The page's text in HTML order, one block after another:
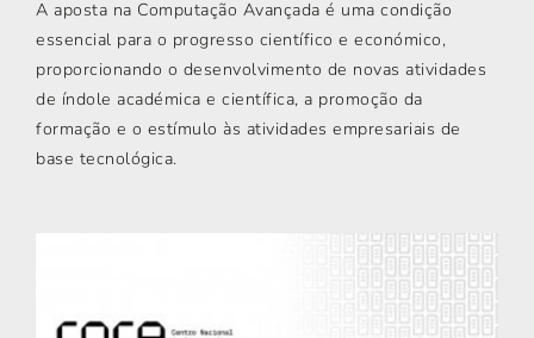
A aposta na Computação Avançada é uma condição
essencial para o progresso científico e económico,
proporcionando o desenvolvimento de novas atividades
de índole académica e científica, a promoção da
formação e o estímulo às atividades empresariais de
base tecnológica.